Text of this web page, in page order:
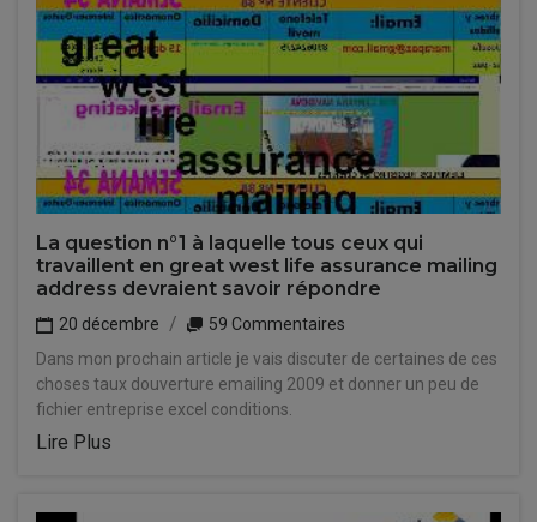
La question n°1 à laquelle tous ceux qui
travaillent en great west life assurance mailing
address devraient savoir répondre
20 décembre
59 Commentaires
Dans mon prochain article je vais discuter de certaines de ces
choses taux douverture emailing 2009 et donner un peu de
fichier entreprise excel conditions.
Lire Plus